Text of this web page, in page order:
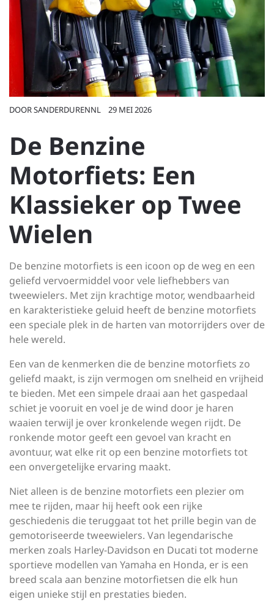
DOORSANDERDURENNL 29 MEI 2026
De Benzine
Motorfiets: Een
Klassieker op Twee
Wielen
De benzine motorfiets is een icoon op de weg en een
geliefd vervoermiddel voor vele liefhebbers van
tweewielers. Met zijn krachtige motor, wendbaarheid
en karakteristieke geluid heeft de benzine motorfiets
een speciale plek in de harten van motorrijders over de
hele wereld.
Een van de kenmerken die de benzine motorfiets zo
geliefd maakt, is zijn vermogen om snelheid en vrijheid
te bieden. Met een simpele draai aan het gaspedaal
schiet je vooruit en voel je de wind door je haren
waaien terwijl je over kronkelende wegen rijdt. De
ronkende motor geeft een gevoel van kracht en
avontuur, wat elke rit op een benzine motorfiets tot
een onvergetelijke ervaring maakt.
Niet alleen is de benzine motorfiets een plezier om
mee te rijden, maar hij heeft ook een rijke
geschiedenis die teruggaat tot het prille begin van de
gemotoriseerde tweewielers. Van legendarische
merken zoals Harley-Davidson en Ducati tot moderne
sportieve modellen van Yamaha en Honda, er is een
breed scala aan benzine motorfietsen die elk hun
eigen unieke stijl en prestaties bieden.